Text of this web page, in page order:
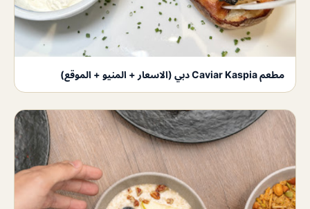
مطعم Caviar Kaspia دبي (الاسعار + المنيو + الموقع)